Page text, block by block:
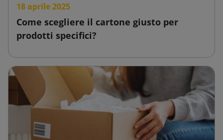
18 aprile 2025
Come scegliere il cartone giusto per
prodotti specifici?